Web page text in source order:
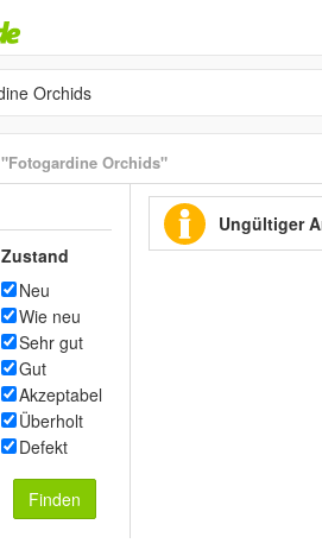
"Fotogardine Orchids"
Zustand
Neu
Wie neu
Sehr gut
Gut
Akzeptabel
Überholt
Defekt
Finden
Ungültiger